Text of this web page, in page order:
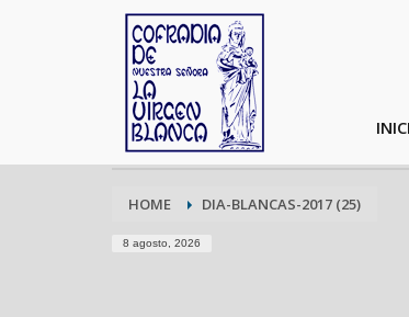
HOME DIA-BLANCAS-2017 (25)
8 agosto, 2026